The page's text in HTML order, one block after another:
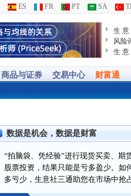
ES FR PT SA
生 意
风险
生 意
商品与证券 交易中心 财富通
数据是机会，数据是财富
“拍脑袋、凭经验”进行现货买卖、期
股票投资，结果只能是亏多盈少。如
多亏少，生意社三通助您在市场中抢